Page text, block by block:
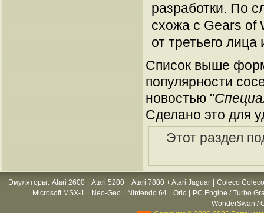
разработки. По
схожа с Gears of
от третьего лица
Список выше
популярности
новостью "
Сделано это для
Этот раздел
Эмуляторы : Atari 2600 Atari 5200 + Atari 7800 + Atari Jaguar
Coleco
Microsoft MSX-1 Neo-Geo Nintendo 64 Oric
PC Engine / Turbo
WonderSwan /